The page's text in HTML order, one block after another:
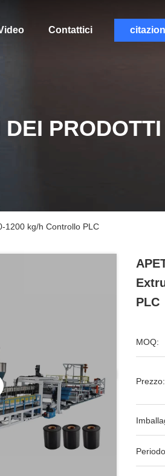
Contattici
PRODOTTI
1200 kg/h Controllo PLC
PLC
MOQ:
Prezzo: